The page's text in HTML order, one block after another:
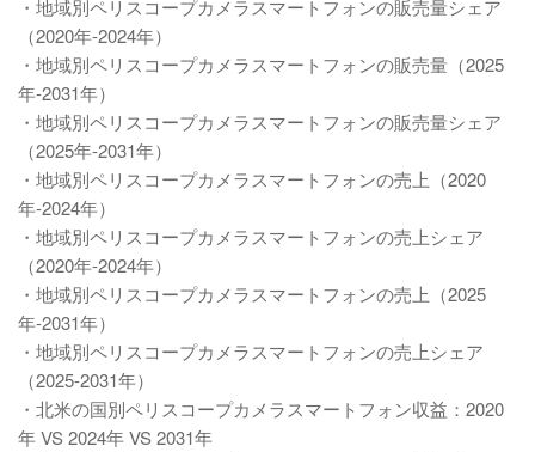
・地域別ペリスコープカメラスマートフォンの販売量シェア
（2020年-2024年）
・地域別ペリスコープカメラスマートフォンの販売量（2025
年-2031年）
・地域別ペリスコープカメラスマートフォンの販売量シェア
（2025年-2031年）
・地域別ペリスコープカメラスマートフォンの売上（2020
年-2024年）
・地域別ペリスコープカメラスマートフォンの売上シェア
（2020年-2024年）
・地域別ペリスコープカメラスマートフォンの売上（2025
年-2031年）
・地域別ペリスコープカメラスマートフォンの売上シェア
（2025-2031年）
・北米の国別ペリスコープカメラスマートフォン収益：2020
年 VS 2024年 VS 2031年